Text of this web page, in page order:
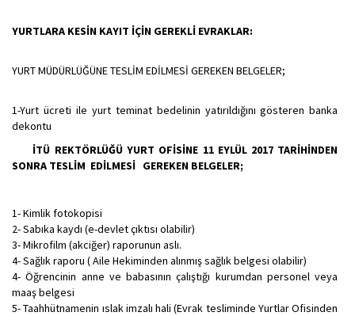
YURTLARA KESİN KAYIT İÇİN GEREKLİ EVRAKLAR:
YURT MÜDÜRLÜĞÜNE TESLİM EDİLMESİ GEREKEN BELGELER;
1-Yurt ücreti ile yurt teminat bedelinin yatırıldığını gösteren banka
dekontu
İTÜ REKTÖRLÜĞÜ YURT OFİSİNE 11 EYLÜL 2017 TARİHİNDEN
SONRA TESLİM EDİLMESİ GEREKEN BELGELER;
1- Kimlik fotokopisi
2- Sabıka kaydı (e-devlet çıktısı olabilir)
3- Mikrofilm (akciğer) raporunun aslı.
4- Sağlık raporu ( Aile Hekiminden alınmış sağlık belgesi olabilir)
4- Öğrencinin anne ve babasının çalıştığı kurumdan personel veya
maaş belgesi
5- Taahhütnamenin ıslak imzalı hali (Evrak tesliminde Yurtlar Ofisinden